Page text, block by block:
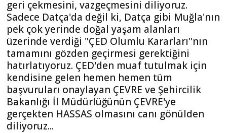
geri çekmesini, vazgeçmesini diliyoruz.
Sadece Datça'da değil ki, Datça gibi Muğla'nın
pek çok yerinde doğal yaşam alanları
üzerinde verdiği "ÇED Olumlu Kararları"nın
tamamını gözden geçirmesi gerektiğini
hatırlatıyoruz. ÇED'den muaf tutulmak için
kendisine gelen hemen hemen tüm
başvuruları onaylayan ÇEVRE ve Şehircilik
Bakanlığı İl Müdürlüğünün ÇEVRE'ye
gerçekten HASSAS olmasını canı gönülden
diliyoruz...